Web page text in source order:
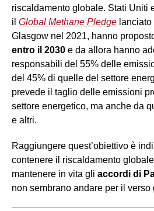
riscaldamento globale. Stati Uniti
il Global Methane Pledge lanciato
Glasgow nel 2021, hanno
entro il 2030 e da allora hanno
responsabili del 55% delle
del 45% di quelle del settore
prevede il taglio delle emissioni
settore energetico, ma anche da
e altri.
Raggiungere quest’obiettivo è
contenere il riscaldamento globale
mantenere in vita gli accordi di
non sembrano andare per il verso